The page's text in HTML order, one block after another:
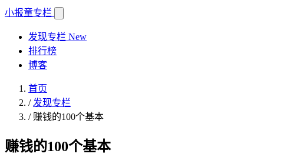
小报童专栏
发现专栏 New
排行榜
博客
首页
/ 发现专栏
/ 赚钱的100个基本
赚钱的100个基本